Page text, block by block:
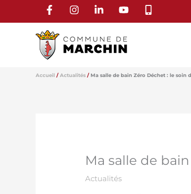
Accueil Actualités Ma salle de bain Zéro Déchet : le soin
Ma salle de
Actualités